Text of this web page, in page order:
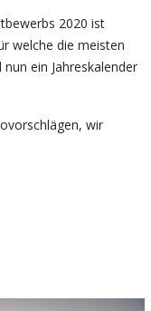
2020 ist
welche die meisten
ein Jahreskalender
wir